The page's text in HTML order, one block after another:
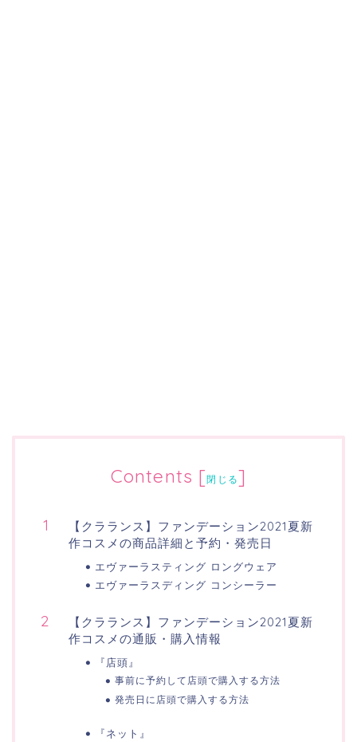
Contents [閉じる]
【クラランス】ファンデーション2021夏新
作コスメの商品詳細と予約・発売日
エヴァーラスティング ロングウェア
エヴァーラスディング コンシーラー
【クラランス】ファンデーション2021夏新
作コスメの通販・購入情報
『店頭』
事前に予約して店頭で購入する方法
発売日に店頭で購入する方法
『ネット』